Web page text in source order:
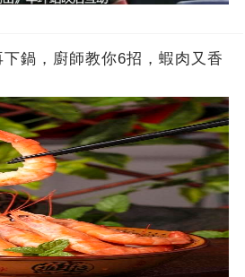
鍋，廚師教你6招，蝦肉又香